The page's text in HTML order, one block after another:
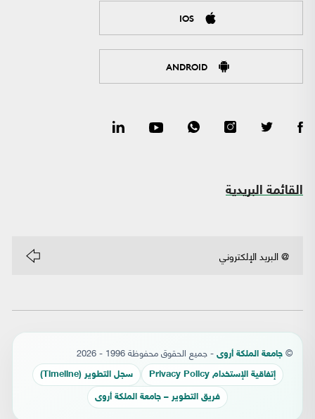
IOS
ANDROID
القائمة البريدية
© جامعة الملكة أروى - جميع الحقوق محفوظة 1996 - 2026
إتفاقية الإستخدام Privacy Policy سجل التطوير (Timeline)
فريق التطوير – جامعة الملكة أروى